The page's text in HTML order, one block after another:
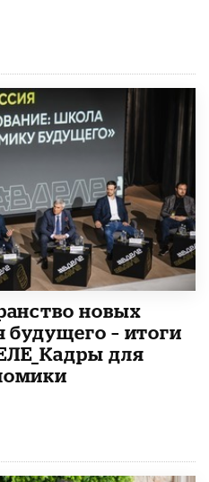
новых
– итоги
для